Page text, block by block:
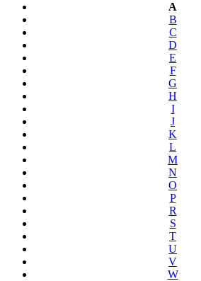
A
B
C
D
E
F
G
H
I
J
K
L
M
N
O
P
R
S
T
U
V
W